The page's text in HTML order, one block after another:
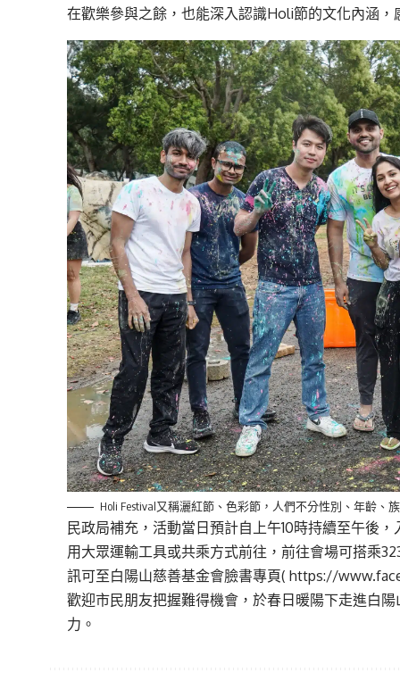
在歡樂參與之餘，也能深入認識Holi節的文化內涵
Holi Festival又稱灑紅節、色彩節，人們不分性別、年齡
民政局補充，活動當日預計自上午10時持續至午後
用大眾運輸工具或共乘方式前往，前往會場可搭乘
訊可至白陽山慈善基金會臉書專頁(https://
歡迎市民朋友把握難得機會，於春日暖陽下走進白
力。